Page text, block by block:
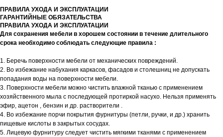
ПРАВИЛА УХОДА И ЭКСПЛУАТАЦИИ
ГАРАНТИЙНЫЕ ОБЯЗАТЕЛЬСТВА
ПРАВИЛА УХОДА И ЭКСПЛУАТАЦИИ
Для сохранения мебели в хорошем состоянии в течение длительного
срока необходимо соблюдать следующие правила :
1. Беречь поверхности мебели от механических повреждений.
2. Во избежание набухания каркасов, фасадов и столешниц не допускать
попадания воды на поверхности мебели.
3. Поверхности мебели можно чистить влажной тканью с применением
хозяйственного мыла с последующей протиркой насухо. Нельзя применять
эфир, ацетон , бензин и др. растворители .
4. Во избежание порчи покрытия фурнитуры (петли, ручки, и др.) хранить
пищевые кислоты в закрытых сосудах.
5. Лицевую фурнитуру следует чистить мягкими тканями с применением